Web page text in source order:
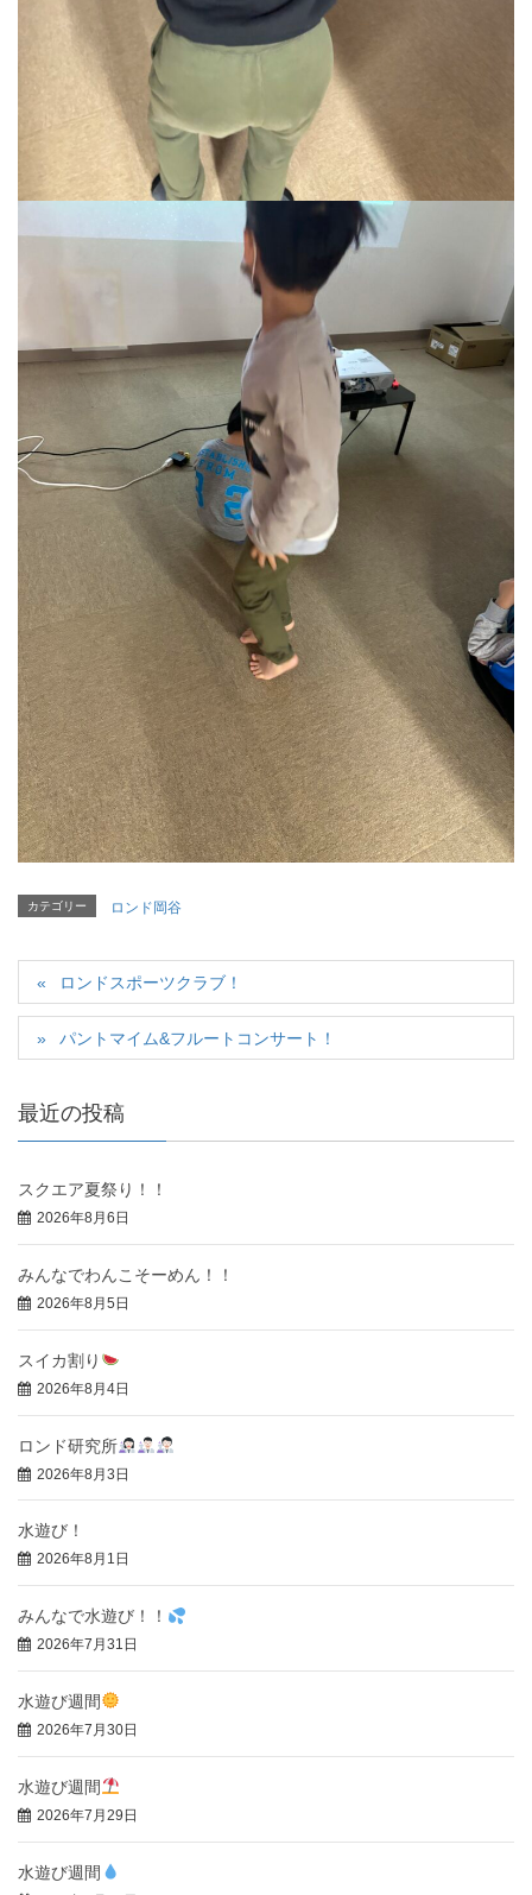
カテゴリー ロンド岡谷
ロンドスポーツクラブ！
パントマイム&フルートコンサート！
最近の投稿
スクエア夏祭り！！
2026年8月6日
みんなでわんこそーめん！！
2026年8月5日
スイカ割り
2026年8月4日
ロンド研究所
2026年8月3日
水遊び！
2026年8月1日
みんなで水遊び！！
2026年7月31日
水遊び週間
2026年7月30日
水遊び週間
2026年7月29日
水遊び週間